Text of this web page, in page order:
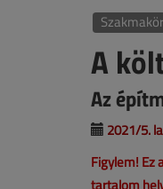
A
Az
2021/5.
Figylem! Ez
tartalom